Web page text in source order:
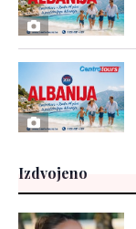
Izdvojeno